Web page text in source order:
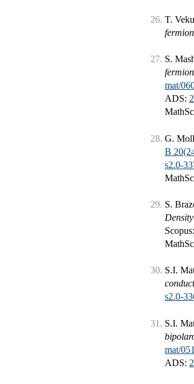
T.
S.
mat/
ADS:
G.
B
s2.0-
S.
Scopus:
S.I.
s2.0-
S.I.
mat/
ADS: